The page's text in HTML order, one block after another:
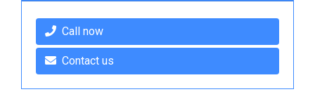
Call now
Contact us